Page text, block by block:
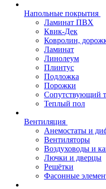
Напольные покрытия
Ламинат ПВХ
Квик-Дек
Ковролин,
Ламинат
Линолеум
Плинтус
Подложка
Порожки
Сопутствующий
Теплый пол
Вентиляция
Анемостаты и
Вентиляторы
Воздуховоды и
Лючки и дверцы
Решётки
Фасонные